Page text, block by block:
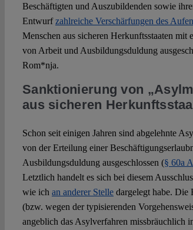
Beschäftigten und Auszubildenden sowie
Entwurfzahlreiche Verschärfungen des
Menschen aus sicheren Herkunftsstaaten
von Arbeit und Ausbildungsduldung
Rom*nja.
Sanktionierung von
aus sicheren
Schon seit einigen Jahren sind abgelehnte
von der Erteilung einer
Ausbildungsduldung ausgeschlossen (§ 60a
Letztlich handelt es sich bei diesem
wie ich an anderer Stelledargelegt habe. Die
(bzw. wegen der typisierenden
angeblich das Asylverfahren missbräuchlich